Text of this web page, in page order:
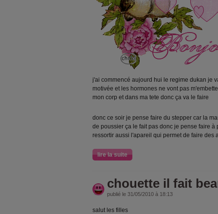
j'ai commencé aujourd hui le regime dukan je
motivée et les hormones ne vont pas
mon corp et dans ma tete donc ça va le faire
donc ce soir je pense faire du stepper car la
de poussier ça le fait pas donc je pense faire
ressortir aussi l'apareil qui permet de faire des
lire la suite
chouette il fait
publié le 31/05/2010 à 18:13
salut les filles